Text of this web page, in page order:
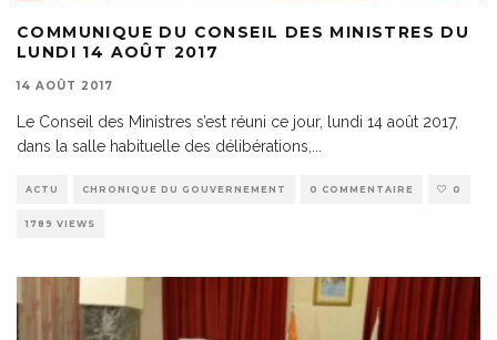
COMMUNIQUE DU CONSEIL DES MINISTRES DU
LUNDI 14 AOÛT 2017
14 AOÛT 2017
Le Conseil des Ministres s’est réuni ce jour, lundi 14 août 2017,
dans la salle habituelle des délibérations,
ACTU CHRONIQUE DU GOUVERNEMENT 0 COMMENTAIRE 0
1789 VIEWS